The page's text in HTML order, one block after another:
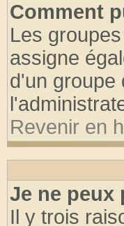
Comment
Les
assigne
d'un groupe
Revenir en
Je ne peux
Il y trois